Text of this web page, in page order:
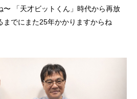
〜 「天才ビットくん」時代から再放
までにまた25年かかりますからね